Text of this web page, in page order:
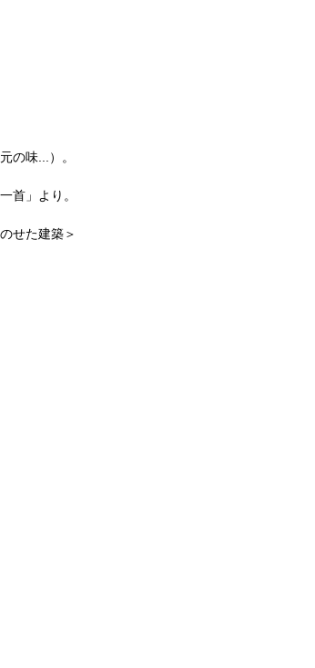
の味...）。
首」より。
せた建築＞